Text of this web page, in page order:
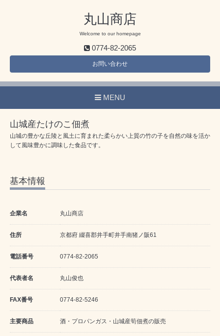
丸山商店
Welcome to our homepage
0774-82-2065
お問い合わせ
MENU
山城産たけのこ佃煮
山城の豊かな丘陵と風土に育まれた柔らかい上質の竹の子を自然の味を活か
して風味豊かに調味した食品です。
基本情報
企業名 丸山商店
住所 京都府 綴喜郡井手町井手南猪ノ阪61
電話番号 0774-82-2065
代表者名 丸山俊也
FAX番号 0774-82-5246
主要商品 酒・プロパンガス・山城産筍佃煮の販売